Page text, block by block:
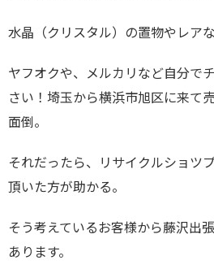
水晶（クリスタル）の置物やレア
ヤフオクや、メルカリなど自分で
さい！埼玉から横浜市旭区に来て
面倒。
それだったら、リサイクルショツ
頂いた方が助かる。
そう考えているお客様から藤沢出
あります。